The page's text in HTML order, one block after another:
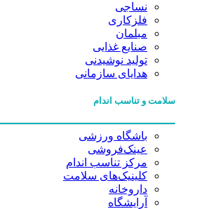
نساجی
فلزکاری
مبلمان
صنایع غذایی
تولید نوشیدنی
هدایای سازمانی
سلامت و تناسب اندام
باشگاه ورزشی
عینک‌فروشی
مرکز تناسب اندام
کلینیک‌های سلامت
داروخانه
آرایشگاه